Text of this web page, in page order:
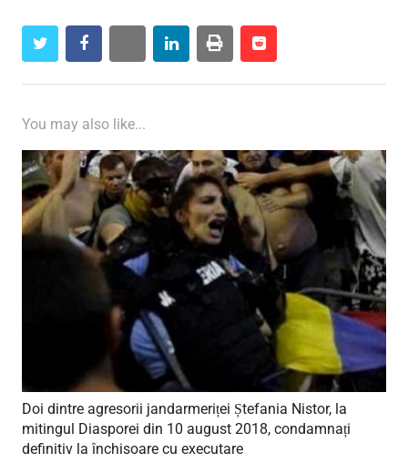
twitterfacebookwhatsapplinkedinprint reddit
reddit
You may also like...
Doi dintre agresorii jandarmeriței Ștefania Nistor, la
mitingul Diasporei din 10 august 2018, condamnați
definitiv la închisoare cu executare